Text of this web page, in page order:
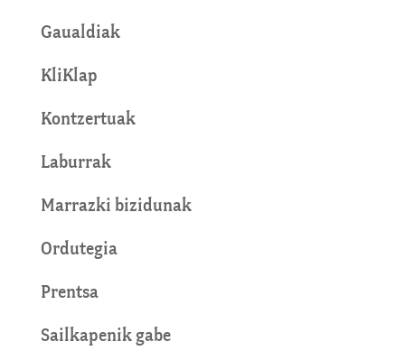
Gaualdiak
KliKlap
Kontzertuak
Laburrak
Marrazki bizidunak
Ordutegia
Prentsa
Sailkapenik gabe